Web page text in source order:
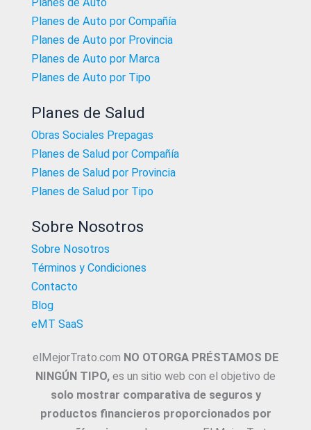
Planes de Auto por Compañía
Planes de Auto por Provincia
Planes de Auto por Marca
Planes de Auto por Tipo
Planes de Salud
Obras Sociales Prepagas
Planes de Salud por Compañía
Planes de Salud por Provincia
Planes de Salud por Tipo
Sobre Nosotros
Sobre Nosotros
Términos y Condiciones
Contacto
Blog
eMT SaaS
elMejorTrato.com NO OTORGA PRÉSTAMOS DE
NINGÚN TIPO, es un sitio web con el objetivo de
solo mostrar comparativa de seguros y
productos financieros proporcionados por